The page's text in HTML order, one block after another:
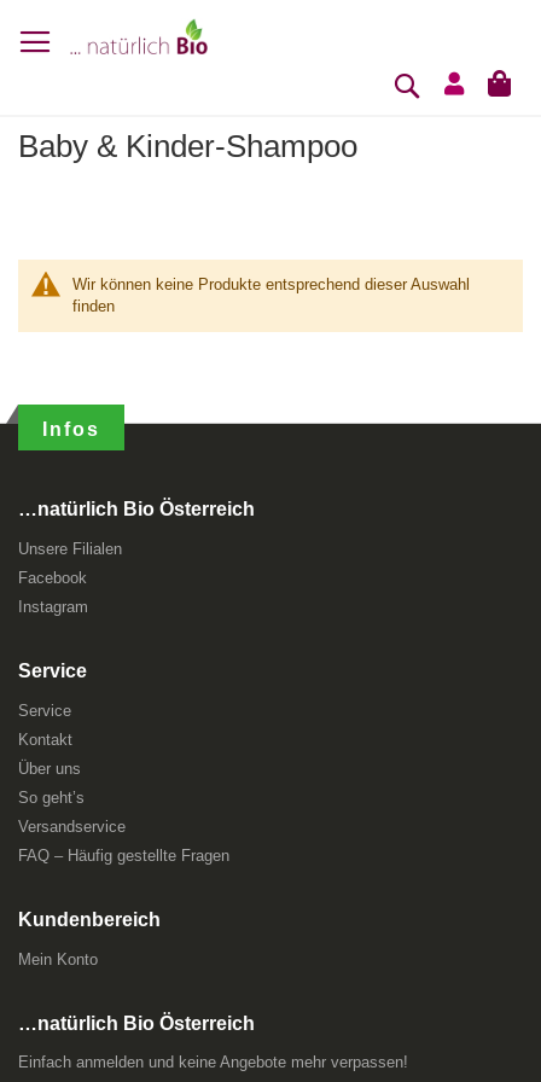
Suche
Baby & Kinder-Shampoo
Wir können keine Produkte entsprechend dieser Auswahl
finden
Infos
…natürlich Bio Österreich
Unsere Filialen
Facebook
Instagram
Service
Service
Kontakt
Über uns
So geht’s
Versandservice
FAQ – Häufig gestellte Fragen
Kundenbereich
Mein Konto
…natürlich Bio Österreich
Einfach anmelden und keine Angebote mehr verpassen!